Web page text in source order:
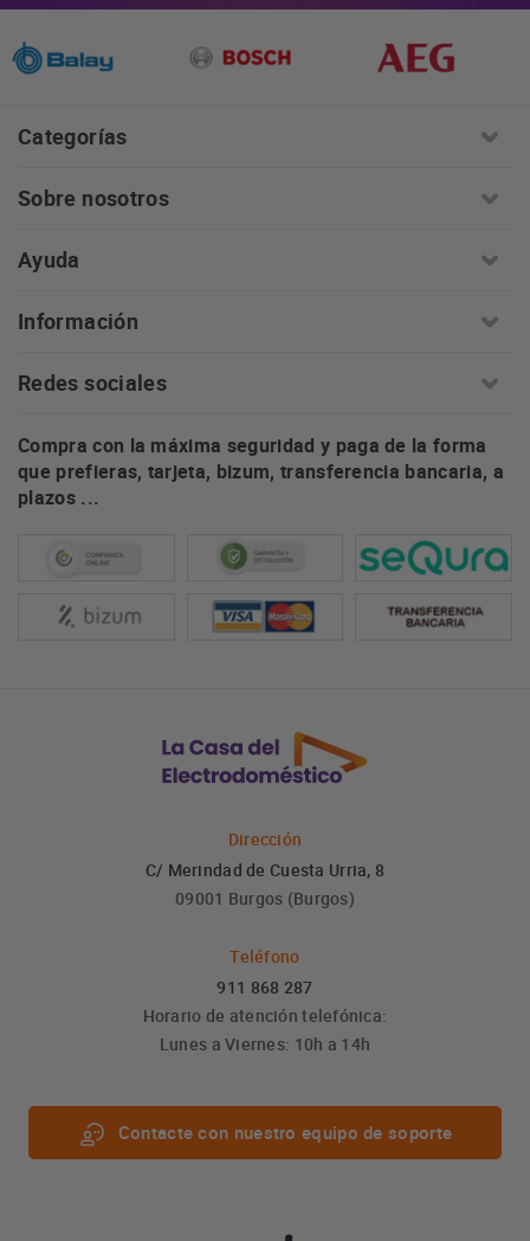
Categorías
Sobre nosotros
Ayuda
Información
Redes sociales
Compra con la máxima seguridad y paga de la forma
que prefieras, tarjeta, bizum, transferencia bancaria, a
plazos ...
Dirección
C/ Merindad de Cuesta Urria, 8
09001 Burgos (Burgos)
Teléfono
911 868 287
Horario de atención telefónica:
Lunes a Viernes: 10h a 14h
Contacte con nuestro equipo de soporte